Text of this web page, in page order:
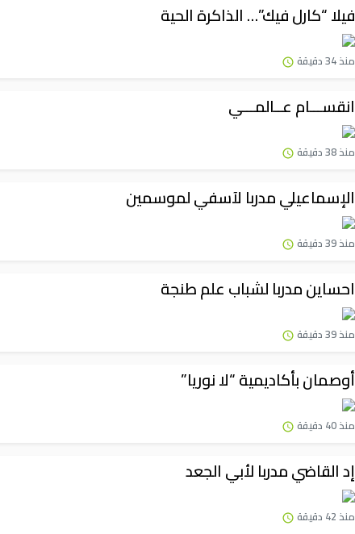
فيلا “كارل فيك”… الذاكرة الحية
منذ 34 دقيقة
انقســـام عــالمـــي
منذ 38 دقيقة
الإسماعيلي مدربا لآسفي لموسمين
منذ 39 دقيقة
احساين مدربا لشباب علم طنجة
منذ 39 دقيقة
أوصمان بأكاديمية “لا نوريا”
منذ 40 دقيقة
إد القاضي مدربا لأبي الجعد
منذ 42 دقيقة